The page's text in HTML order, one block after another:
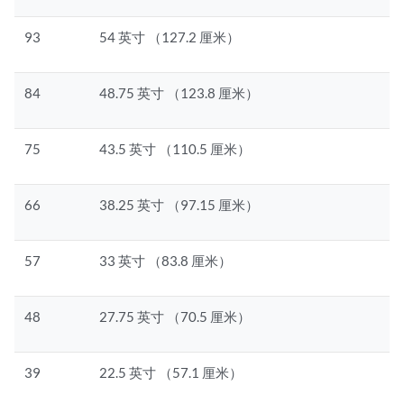
93 54 英寸 （127.2 厘米）
84 48.75 英寸 （123.8 厘米）
75 43.5 英寸 （110.5 厘米）
66 38.25 英寸 （97.15 厘米）
57 33 英寸 （83.8 厘米）
48 27.75 英寸 （70.5 厘米）
39 22.5 英寸 （57.1 厘米）